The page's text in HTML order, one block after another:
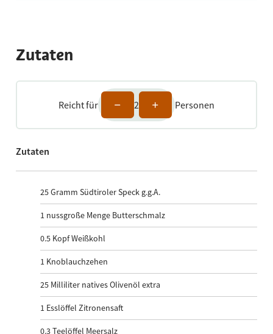
Zutaten
Reicht für 2 Personen
Zutaten
25Gramm Südtiroler Speck g.g.A.
1 nussgroße Menge Butterschmalz
0.5 Kopf Weißkohl
1 Knoblauchzehen
25 Milliliter natives Olivenöl extra
1 Esslöffel Zitronensaft
0.3Teelöffel Meersalz